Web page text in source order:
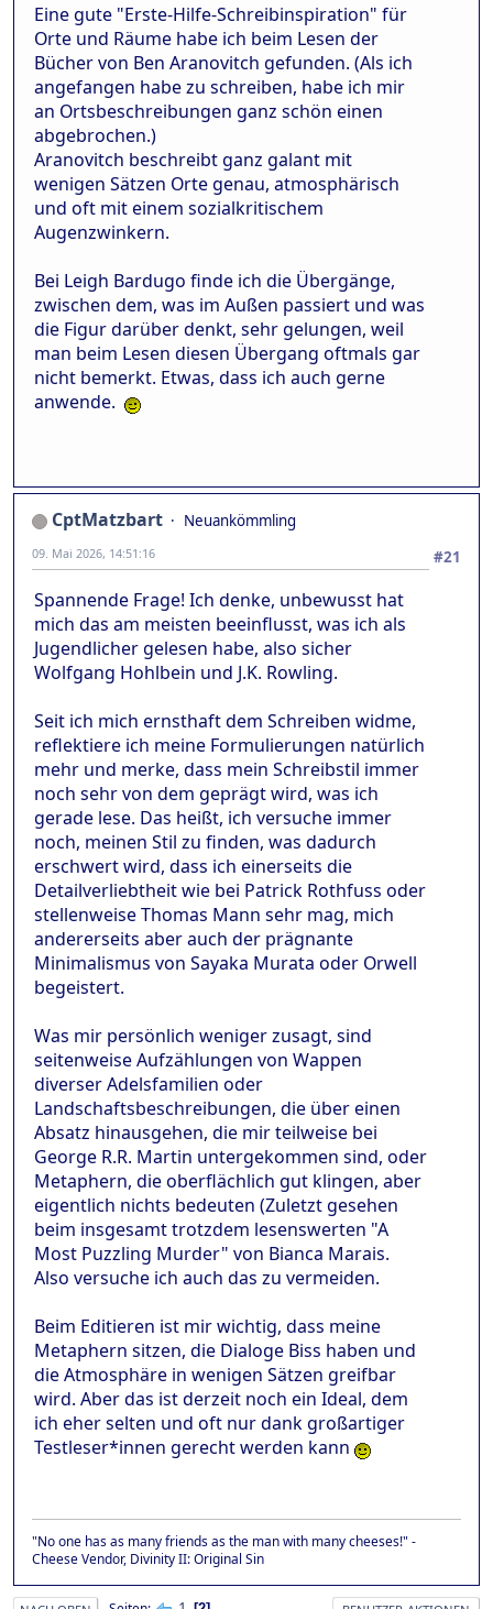
Eine gute "Erste-Hilfe-Schreibinspiration" für
Orte und Räume habe ich beim Lesen der
Bücher von Ben Aranovitch gefunden. (Als ich
angefangen habe zu schreiben, habe ich mir
an Ortsbeschreibungen ganz schön einen
abgebrochen.)
Aranovitch beschreibt ganz galant mit
wenigen Sätzen Orte genau, atmosphärisch
und oft mit einem sozialkritischem
Augenzwinkern.
Bei Leigh Bardugo finde ich die Übergänge,
zwischen dem, was im Außen passiert und was
die Figur darüber denkt, sehr gelungen, weil
man beim Lesen diesen Übergang oftmals gar
nicht bemerkt. Etwas, dass ich auch gerne
anwende.
CptMatzbart
Neuankömmling
#21
09. Mai 2026, 14:51:16
Spannende Frage! Ich denke, unbewusst hat
mich das am meisten beeinflusst, was ich als
Jugendlicher gelesen habe, also sicher
Wolfgang Hohlbein und J.K. Rowling.
Seit ich mich ernsthaft dem Schreiben widme,
reflektiere ich meine Formulierungen natürlich
mehr und merke, dass mein Schreibstil immer
noch sehr von dem geprägt wird, was ich
gerade lese. Das heißt, ich versuche immer
noch, meinen Stil zu finden, was dadurch
erschwert wird, dass ich einerseits die
Detailverliebtheit wie bei Patrick Rothfuss oder
stellenweise Thomas Mann sehr mag, mich
andererseits aber auch der prägnante
Minimalismus von Sayaka Murata oder Orwell
begeistert.
Was mir persönlich weniger zusagt, sind
seitenweise Aufzählungen von Wappen
diverser Adelsfamilien oder
Landschaftsbeschreibungen, die über einen
Absatz hinausgehen, die mir teilweise bei
George R.R. Martin untergekommen sind, oder
Metaphern, die oberflächlich gut klingen, aber
eigentlich nichts bedeuten (Zuletzt gesehen
beim insgesamt trotzdem lesenswerten "A
Most Puzzling Murder" von Bianca Marais.
Also versuche ich auch das zu vermeiden.
Beim Editieren ist mir wichtig, dass meine
Metaphern sitzen, die Dialoge Biss haben und
die Atmosphäre in wenigen Sätzen greifbar
wird. Aber das ist derzeit noch ein Ideal, dem
ich eher selten und oft nur dank großartiger
Testleser*innen gerecht werden kann
"No one has as many friends as the man with many cheeses!" -
Cheese Vendor, Divinity II: Original Sin